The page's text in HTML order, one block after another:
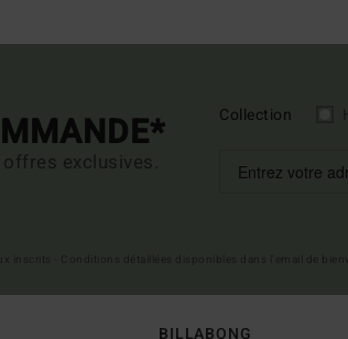
exclusives.
Collection
BILLABONG